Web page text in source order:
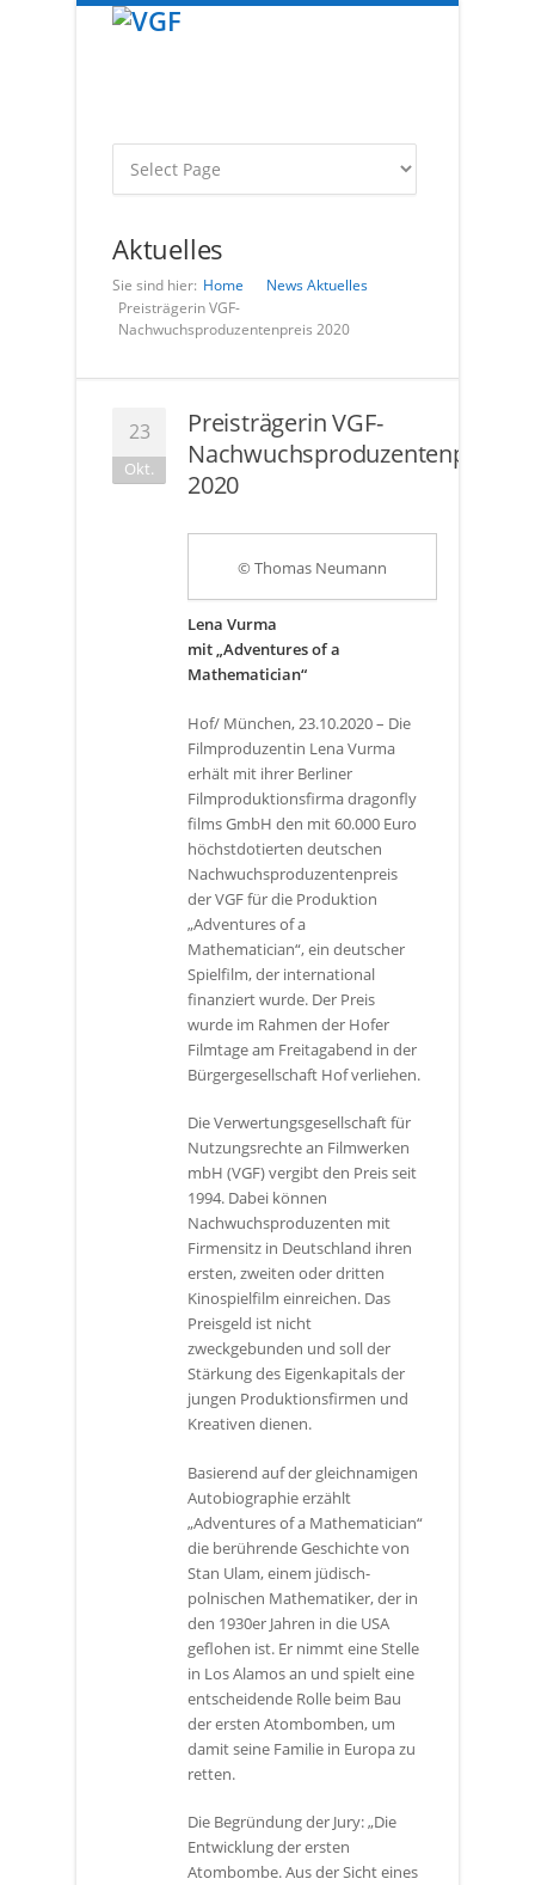
Aktuelles
Sie sind hier: Home NewsAktuelles
Preisträgerin VGF-
Nachwuchsproduzentenpreis 2020
23
Okt.
Preisträgerin VGF-
Nachwuchsproduzentenpreis
2020
© Thomas Neumann
Lena Vurma
mit „Adventures of a
Mathematician“
Hof/ München, 23.10.2020 – Die
Filmproduzentin Lena Vurma
erhält mit ihrer Berliner
Filmproduktionsfirma dragonfly
films GmbH den mit 60.000 Euro
höchstdotierten deutschen
Nachwuchsproduzentenpreis
der VGF für die Produktion
„Adventures of a
Mathematician“, ein deutscher
Spielfilm, der international
finanziert wurde. Der Preis
wurde im Rahmen der Hofer
Filmtage am Freitagabend in der
Bürgergesellschaft Hof verliehen.
Die Verwertungsgesellschaft für
Nutzungsrechte an Filmwerken
mbH (VGF) vergibt den Preis seit
1994. Dabei können
Nachwuchsproduzenten mit
Firmensitz in Deutschland ihren
ersten, zweiten oder dritten
Kinospielfilm einreichen. Das
Preisgeld ist nicht
zweckgebunden und soll der
Stärkung des Eigenkapitals der
jungen Produktionsfirmen und
Kreativen dienen.
Basierend auf der gleichnamigen
Autobiographie erzählt
„Adventures of a Mathematician“
die berührende Geschichte von
Stan Ulam, einem jüdisch-
polnischen Mathematiker, der in
den 1930er Jahren in die USA
geflohen ist. Er nimmt eine Stelle
in Los Alamos an und spielt eine
entscheidende Rolle beim Bau
der ersten Atombomben, um
damit seine Familie in Europa zu
retten.
Die Begründung der Jury: „Die
Entwicklung der ersten
Atombombe. Aus der Sicht eines